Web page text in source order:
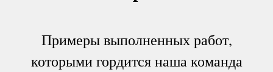
Примеры выполненных работ,
которыми гордится наша команда